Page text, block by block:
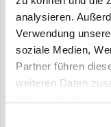
analysieren.
Verwendung
soziale Medien,
Partner führen
weiteren Daten